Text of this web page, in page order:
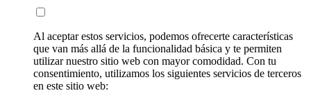
Al aceptar estos servicios, podemos ofrecerte características
que van más allá de la funcionalidad básica y te permiten
utilizar nuestro sitio web con mayor comodidad. Con tu
consentimiento, utilizamos los siguientes servicios de terceros
en este sitio web: